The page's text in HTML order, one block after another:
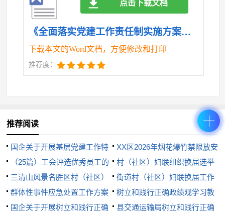
育，以学习贯彻《中国共产党纪律处分条例》为重
营造浓厚廉政教育氛围，引导党员干部自觉在受教育
和监督的环境中工作生活，知敬畏、存戒惧、守底
线。
定精神，发扬钉钉子精神，打赢作风建设持久战。紧
盯“四风”新表现新动向，密切关注苗头性、倾向性、
隐蔽性问题，对顶风违纪的严肃惩治、绝不手软。持
续纠治影响党中央决策部署贯彻落实、漠视侵害群众
利益的形式主义、官僚主义，坚决查处不尊重规律、
不尊重客观实际和群众需要的乱作为问题，以及推诿
扯皮、玩忽职守、不思进取的不作为问题。深入纠治
《全面落实党建工作责任制实施方案模板.doc》
下载本文的Word文档，方便修改和打印
推荐度：
点击下载文档
推荐阅读
国企关于开展基层党建工作特
色品牌创建活动实施方案
XX区2026年烟花爆竹禁限放安
全管理工作方案
（25篇）工会评选优秀员工的
方案
村（社区）妇联组织换届选举
工作实施方案
三清山风景名胜区村（社区）
“两委”换届选举工作实施方案
街道村（社区）妇联换届工作
实施方案
群体性事件应急处置工作方案
树立和践行正确政绩观学习教
育实施方案
国企关于开展树立和践行正确
县交通运输局树立和践行正确